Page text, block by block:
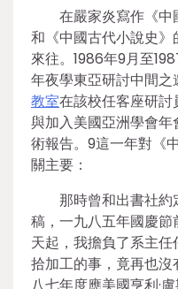
在嚴家炎寫作《
和《中國古代小說史
來往。1986年9月至
年夜學東亞研討中間之
教室在該校任客座研
與加入美國亞洲學會
術報告。9這一年對《
關主要：
那時曾和出書社
稿，一九八五年國慶
天起，我擔負了系主
拾加工的事，竟再也